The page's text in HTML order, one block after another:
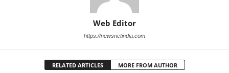
Web Editor
https://newsnetindia.com
RELATED ARTICLES MORE FROM AUTHOR